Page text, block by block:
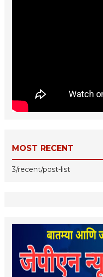
MOST RECENT
3/recent/post-list